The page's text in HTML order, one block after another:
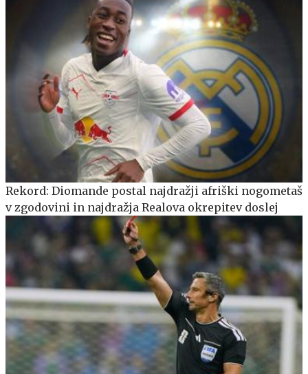
Rekord: Diomande postal najdražji afriški nogometaš
v zgodovini in najdražja Realova okrepitev doslej